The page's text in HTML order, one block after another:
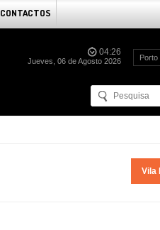
CONTACTOS
04:26
Jueves, 06 de Agosto 2026 Porto
Vila